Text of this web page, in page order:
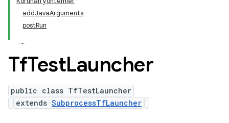
addJavaArguments
postRun
TfTestLauncher
public class TfTestLauncher
extends SubprocessTfLauncher